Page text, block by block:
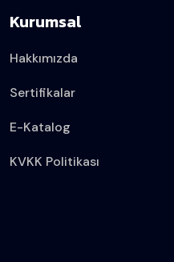
Kurumsal
Hakkımızda
Sertifikalar
E-Katalog
KVKK Politikası